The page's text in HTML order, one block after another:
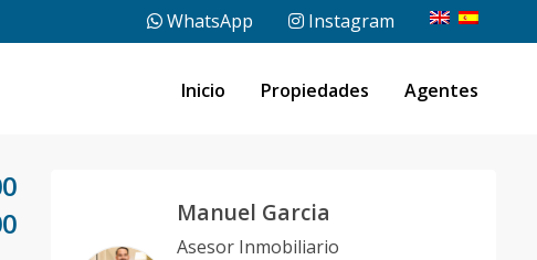
WhatsApp Instagram
Inicio Propiedades Agentes
Manuel Garcia
Asesor Inmobiliario